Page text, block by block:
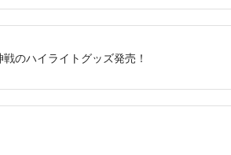
のハイライトグッズ発売！